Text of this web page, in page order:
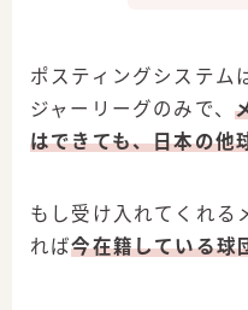
ポスティングシステム
ジャーリーグのみで、
はできても、日本の他
もし受け入れてくれる
れば今在籍している球